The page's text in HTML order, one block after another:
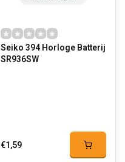
Seiko 394 Horloge Batterij
SR936SW
€1,59